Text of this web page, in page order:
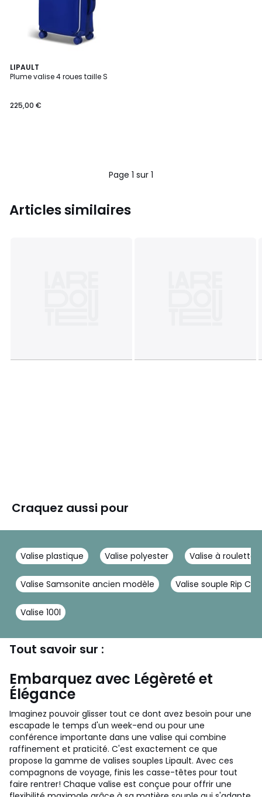
LIPAULT
Plume valise 4 roues taille S
225,00 €
Page 1 sur 1
Articles similaires
Craquez aussi pour
Valise plastique Valise polyester Valise à roulette
Valise Samsonite ancien modèle Valise souple Rip Curl
Valise 100l
Tout savoir sur :
Embarquez avec Légèreté et
Élégance
Imaginez pouvoir glisser tout ce dont avez besoin pour une
escapade le temps d'un week-end ou pour une
conférence importante dans une valise qui combine
raffinement et praticité. C'est exactement ce que
propose la gamme de valises souples Lipault. Avec ces
compagnons de voyage, finis les casse-têtes pour tout
faire rentrer! Chaque valise est conçue pour offrir une